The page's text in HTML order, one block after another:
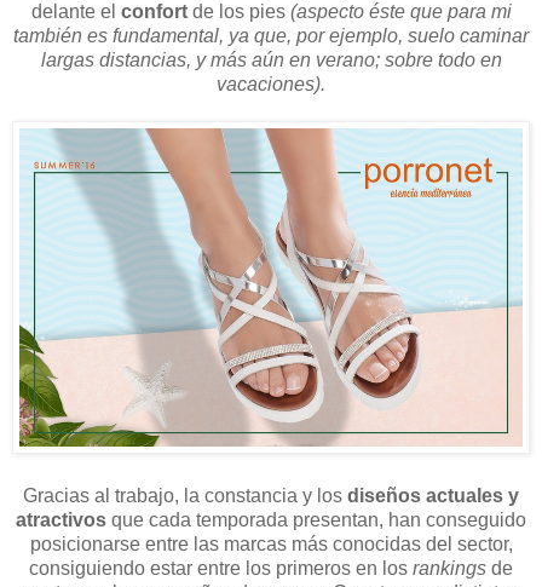
delante el confort de los pies (aspecto éste que para mi
también es fundamental, ya que, por ejemplo, suelo caminar
largas distancias, y más aún en verano; sobre todo en
vacaciones).
Gracias al trabajo, la constancia y los diseños actuales y
atractivos que cada temporada presentan, han conseguido
posicionarse entre las marcas más conocidas del sector,
consiguiendo estar entre los primeros en los rankings de